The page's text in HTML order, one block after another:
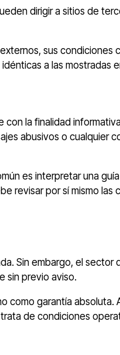
dirigir a sitios de
sus
a las mostradas
la finalidad
abusivos o cualquier
es interpretar una
revisar por sí mismo
Sin embargo, el
sin previo aviso.
como garantía
de condiciones